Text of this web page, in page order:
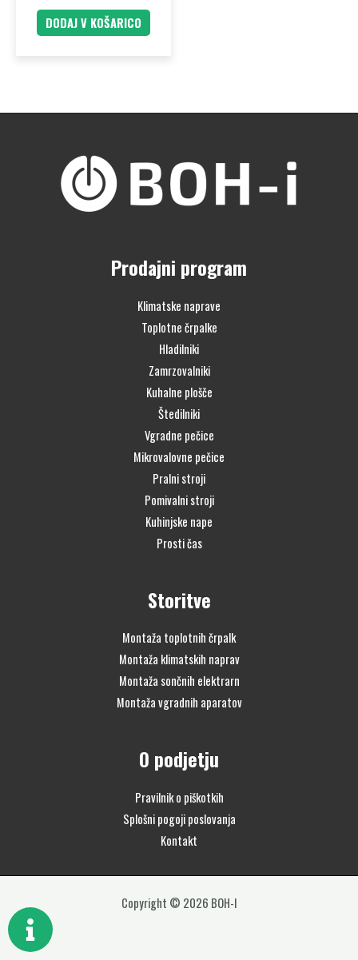
DODAJ V KOŠARICO
Prodajni program
Klimatske naprave
Toplotne črpalke
Hladilniki
Zamrzovalniki
Kuhalne plošče
Štedilniki
Vgradne pečice
Mikrovalovne pečice
Pralni stroji
Pomivalni stroji
Kuhinjske nape
Prosti čas
Storitve
Montaža toplotnih črpalk
Montaža klimatskih naprav
Montaža sončnih elektrarn
Montaža vgradnih aparatov
O podjetju
Pravilnik o piškotkih
Splošni pogoji poslovanja
Kontakt
Copyright © 2026 BOH-I